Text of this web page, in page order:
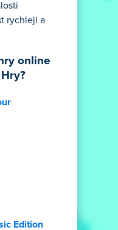
rychleji a
online
Edition